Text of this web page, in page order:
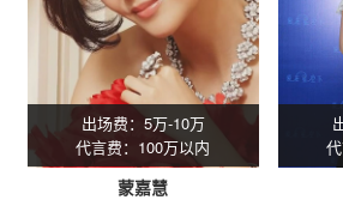
出场费：5万-10万
代言费：100万以内
蒙嘉慧